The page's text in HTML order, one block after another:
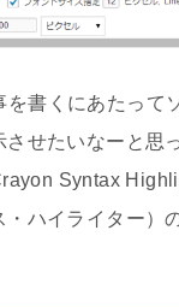
書くにあたって
させたいなーと思
Syntax
ハイライター）